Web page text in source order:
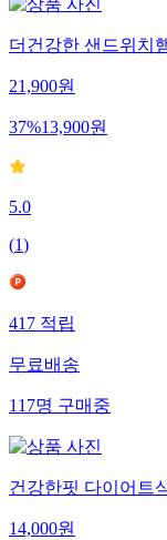
더건강한 샌드위치
21,900원
37%13,900원
5.0
(1)
417적립
무료배송
117명구매중
건강한핏 다이어트
14,000원